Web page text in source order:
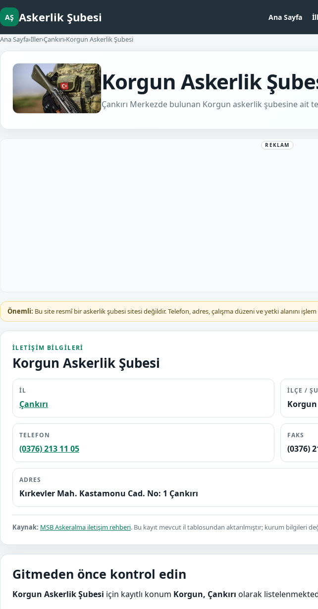
AŞ Askerlik Şubesi Ana Sayfa
Ana Sayfa›İller›Çankırı›Korgun Askerlik Şubesi
Korgun Askerlik
Çankırı Merkezde bulunan Korgun askerlik şubesine ait
REKLAM
Önemli: Bu site resmî bir askerlik şubesi sitesi değildir. Telefon, adres, çalışma düzeni ve yetki alanını
İLETIŞIM BILGILERI
Korgun Askerlik Şubesi
İL
Çankırı
İLÇE /
Korgun
TELEFON
(0376) 213 11 05
FAKS
(0376)
ADRES
Kırkevler Mah. Kastamonu Cad. No: 1 Çankırı
Kaynak: MSB Askeralma iletişim rehberi. Bu kayıt mevcut il tablosundan aktarılmıştır; kurum bilgileri
Gitmeden önce kontrol edin
Korgun Askerlik Şubesi için kayıtlı konum Korgun, Çankırı olarak